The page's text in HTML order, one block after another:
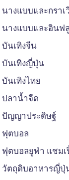
นางแบบและกราเ
นางแบบและอินฟ
บันเทิงจีน
บันเทิงญี่ปุ่น
บันเทิงไทย
ปลาน้ำจืด
ปัญญาประดิษฐ์
ฟุตบอล
ฟุตบอลยูฟ่า แชม
วัตถุดิบอาหารญี่ปุ่